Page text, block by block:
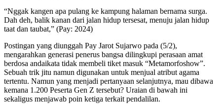
“Nggak kangen apa pulang ke kampung halaman bernama surga.
Dah deh, balik kanan dari jalan hidup tersesat, menuju jalan hidup
taat dan taubat,” (Pay: 2024)
Postingan yang diunggah Pay Jarot Sujarwo pada (5/2),
mengarahkan generasi penerus bangsa dilingkupi perasaan amat
berdosa andaikata tidak membeli tiket masuk “Metamorfoshow”.
Sebuah trik jitu namun digunakan untuk menjual atribut agama
tertentu. Namun yang menjadi pertanyaan selanjutnya, mau dibawa
kemana 1.200 Peserta Gen Z tersebut? Uraian di bawah ini
sekaligus menjawab poin ketiga terkait pendalilan.